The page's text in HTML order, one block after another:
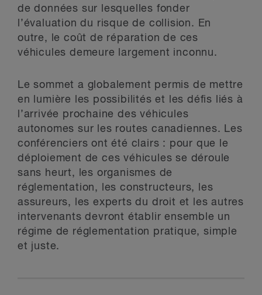
de données sur lesquelles fonder
l’évaluation du risque de collision. En
outre, le coût de réparation de ces
véhicules demeure largement inconnu.
Le sommet a globalement permis de mettre
en lumière les possibilités et les défis liés à
l’arrivée prochaine des véhicules
autonomes sur les routes canadiennes. Les
conférenciers ont été clairs : pour que le
déploiement de ces véhicules se déroule
sans heurt, les organismes de
réglementation, les constructeurs, les
assureurs, les experts du droit et les autres
intervenants devront établir ensemble un
régime de réglementation pratique, simple
et juste.